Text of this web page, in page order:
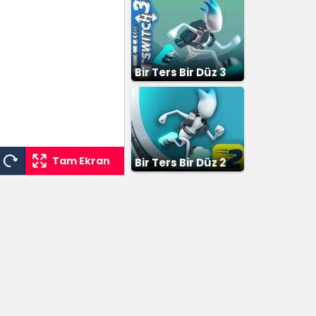
Tam Ekran
Bir Ters Bir Düz 3
Bir Ters Bir Düz 2